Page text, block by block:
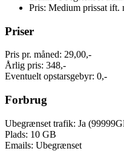
Pris: Medium prissat ift.
Priser
Pris pr. måned: 29,00,-
Årlig pris: 348,-
Eventuelt opstarsgebyr: 0,-
Forbrug
Ubegrænset trafik: Ja
Plads: 10 GB
Emails: Ubegrænset